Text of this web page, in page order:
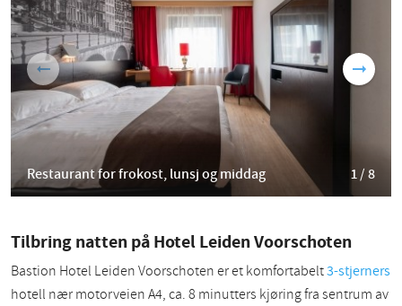
Restaurant for frokost, lunsj og middag 1 / 8
Tilbring natten på Hotel Leiden Voorschoten
Bastion Hotel Leiden Voorschoten er et komfortabelt3-stjerners
hotell nær motorveien A4, ca. 8 minutters kjøring fra sentrum av